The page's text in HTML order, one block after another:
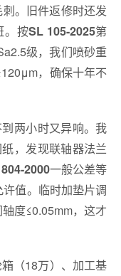
。旧件返修时还发
。按SL 105-2025第
级，我们喷砂重
，确保十年不
两小时又异响。我
，发现联轴器法兰
2000一般公差等
值。临时加垫片调
度≤0.05mm，这才
（18万）、加工基